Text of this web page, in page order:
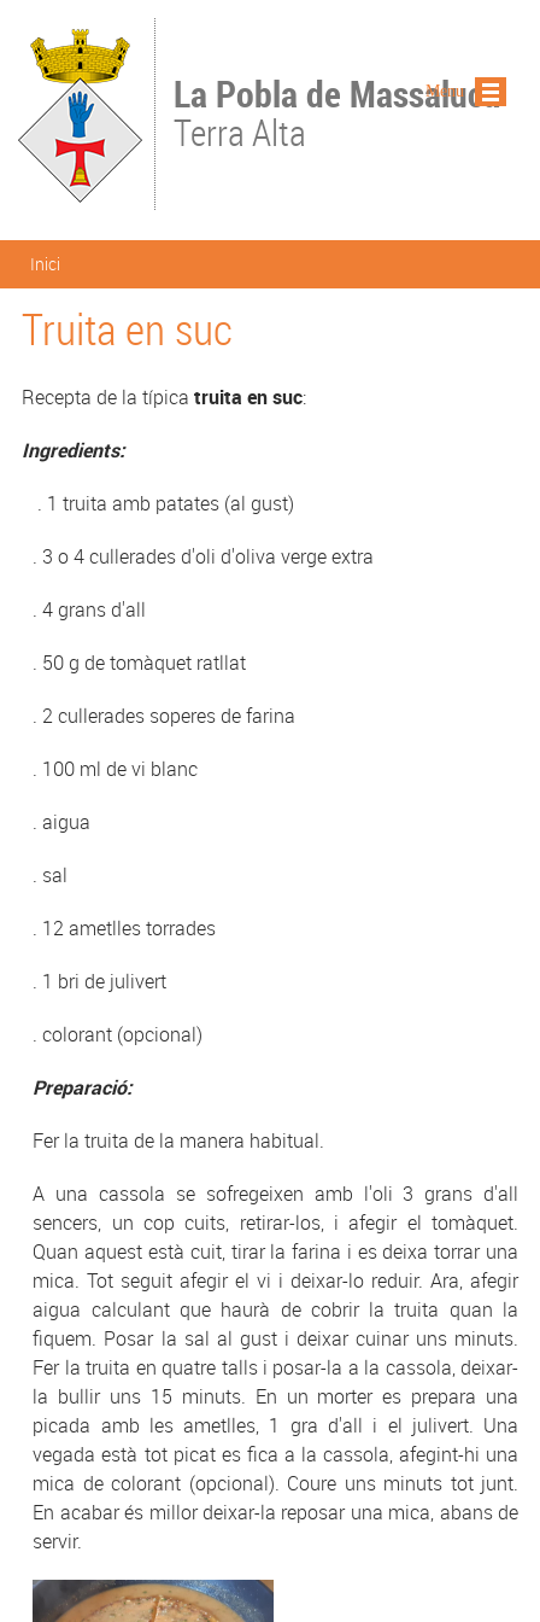
La Pobla de Massaluca
Terra Alta
Esteu aquí
Inici
Truita en suc
Recepta de la típica truita en suc:
Ingredients:
. 1 truita amb patates (al gust)
. 3 o 4 cullerades d'oli d'oliva verge extra
. 4 grans d'all
. 50 g de tomàquet ratllat
. 2 cullerades soperes de farina
. 100 ml de vi blanc
. aigua
. sal
. 12 ametlles torrades
. 1 bri de julivert
. colorant (opcional)
Preparació:
Fer la truita de la manera habitual.
A una cassola se sofregeixen amb l'oli 3 grans d'all
sencers, un cop cuits, retirar-los, i afegir el tomàquet.
Quan aquest està cuit, tirar la farina i es deixa torrar una
mica. Tot seguit afegir el vi i deixar-lo reduir. Ara, afegir
aigua calculant que haurà de cobrir la truita quan la
fiquem. Posar la sal al gust i deixar cuinar uns minuts.
Fer la truita en quatre talls i posar-la a la cassola, deixar-
la bullir uns 15 minuts. En un morter es prepara una
picada amb les ametlles, 1 gra d'all i el julivert. Una
vegada està tot picat es fica a la cassola, afegint-hi una
mica de colorant (opcional). Coure uns minuts tot junt.
En acabar és millor deixar-la reposar una mica, abans de
servir.
Menu